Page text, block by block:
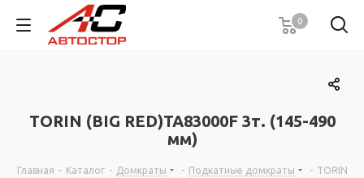
0
TORIN (BIG RED)TA83000F 3т. (145-490
мм)
Главная - Каталог - Домкраты - Подкатные домкраты - TORIN